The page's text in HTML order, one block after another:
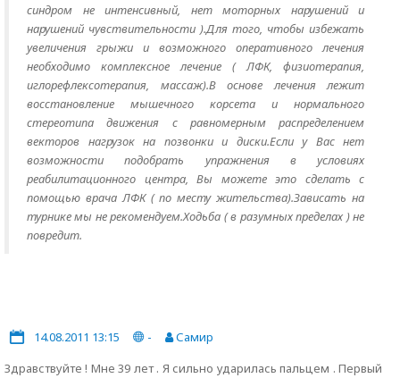
синдром не интенсивный, нет моторных нарушений и
нарушений чувствительности ).Для того, чтобы избежать
увеличения грыжи и возможного оперативного лечения
необходимо комплексное лечение ( ЛФК, физиотерапия,
иглорефлексотерапия, массаж).В основе лечения лежит
восстановление мышечного корсета и нормального
стереотипа движения с равномерным распределением
векторов нагрузок на позвонки и диски.Если у Вас нет
возможности подобрать упражнения в условиях
реабилитационного центра, Вы можете это сделать с
помощью врача ЛФК ( по месту жительства).Зависать на
турнике мы не рекомендуем.Ходьба ( в разумных пределах ) не
повредит.
14.08.2011 13:15 -
Самир
Здравствуйте ! Мне 39 лет . Я сильно ударилась пальцем . Первый